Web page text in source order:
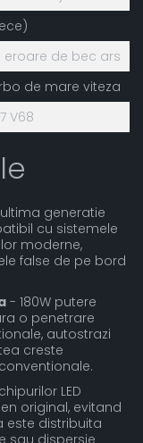
eroare de bec ars
de mare viteza
V68
generatie
cu sistemele
moderne,
false de pe bord
- 180W putere
o penetrare
autostrazi
creste
LED
original, evitand
este distribuita
sau dispersie